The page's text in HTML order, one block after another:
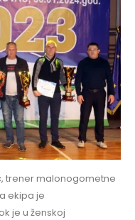
trener malonogometne
ekipa je
je u ženskoj